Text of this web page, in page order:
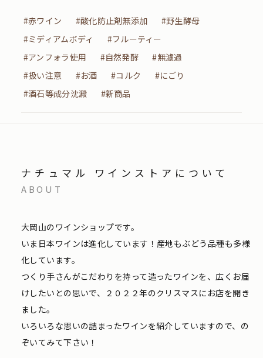
#赤ワイン #酸化防止剤無添加
#野生酵母
#ミディアムボディ
#フルーティー
#アンフォラ使用
#自然発酵
#無濾過
#扱い注意
#お酒 #コルク
#にごり
#酒石等成分沈澱
#新商品
ナチュマル ワインストアについて
ABOUT
大岡山のワインショップです。
いま日本ワインは進化しています！産地もぶどう品種も多様
化しています。
つくり手さんがこだわりを持って造ったワインを、広くお届
けしたいとの思いで、２０２２年のクリスマスにお店を開き
ました。
いろいろな思いの詰まったワインを紹介していますので、の
ぞいてみて下さい！